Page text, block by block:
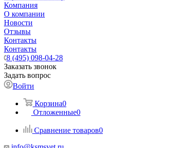
Компания
О компании
Новости
Отзывы
Контакты
Контакты
8 (495) 098-04-28
Заказать звонок
Задать вопрос
Войти
Корзина0
Отложенные0
Сравнение товаров0